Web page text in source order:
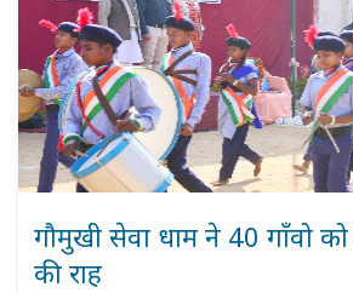
गौमुखी सेवा धाम ने 40 गाँवो
की राह